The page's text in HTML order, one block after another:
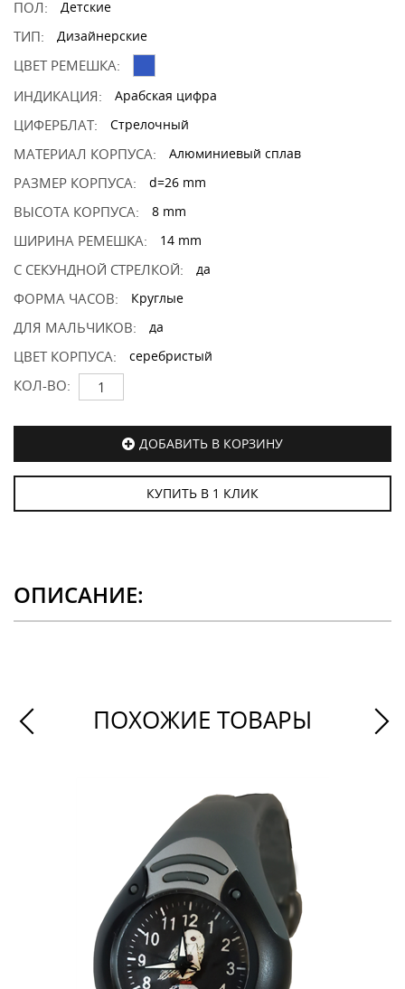
ПОЛ: Детские
ТИП: Дизайнерские
ЦВЕТ РЕМЕШКА:
ИНДИКАЦИЯ:
Арабская цифра
ЦИФЕРБЛАТ: Стрелочный
МАТЕРИАЛ КОРПУСА: Алюминиевый сплав
РАЗМЕР КОРПУСА: d=26 mm
ВЫСОТА КОРПУСА: 8 mm
ШИРИНА РЕМЕШКА: 14 mm
С СЕКУНДНОЙ СТРЕЛКОЙ: да
ФОРМА ЧАСОВ: Круглые
ДЛЯ МАЛЬЧИКОВ: да
ЦВЕТ КОРПУСА: серебристый
КОЛ-ВО:
ДОБАВИТЬ В КОРЗИНУ
КУПИТЬ В 1 КЛИК
ОПИСАНИЕ:
ПОХОЖИЕ ТОВАРЫ